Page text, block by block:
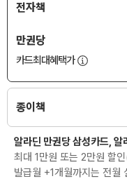
전자책
만권당
카드최대혜택가
종이책
알라딘 만권당 삼성카드,
최대 1만원 또는 2만원 할
발급월 +1개월까지는 전월